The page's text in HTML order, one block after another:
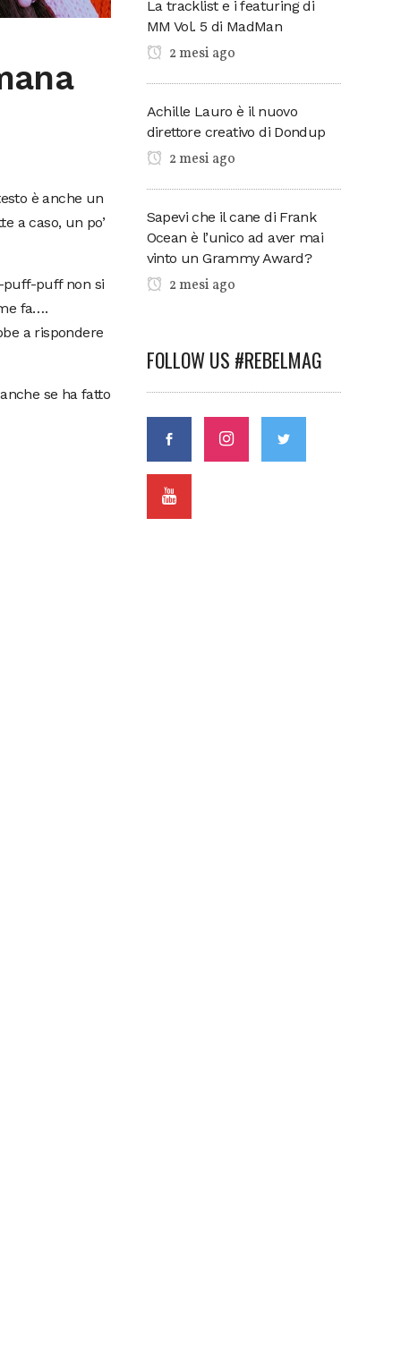
è anche un
a caso, un po’
puff-puff non si
fa….
a rispondere
se ha fatto
La tracklist e i featuring di
MM Vol. 5 di MadMan
2 mesi ago
Achille Lauro è il nuovo
direttore creativo di Dondup
2 mesi ago
Sapevi che il cane di Frank
Ocean è l’unico ad aver mai
vinto un Grammy Award?
2 mesi ago
FOLLOW US #REBELMAG